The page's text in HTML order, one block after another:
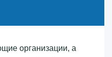
организации, а